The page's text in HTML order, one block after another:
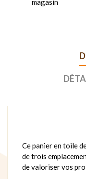
magasin
Ce panier en toile
de trois
de valoriser vos